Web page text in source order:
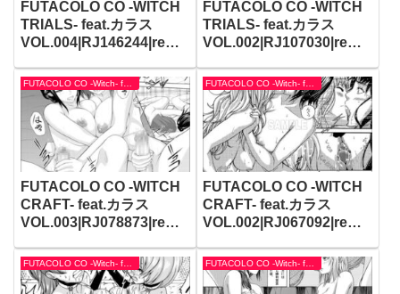
FUTACOLO CO -WITCH
TRIALS- feat.カラス
VOL.004|RJ146244|remo
FUTACOLO CO -WITCH
TRIALS- feat.カラス
VOL.002|RJ107030|remo
FUTACOLO CO -WITCH
CRAFT- feat.カラス
VOL.003|RJ078873|remo
FUTACOLO CO -Witch- feat.カラス
FUTACOLO CO -WITCH
CRAFT- feat.カラス
VOL.002|RJ067092|remo
FUTACOLO CO -Witch- feat.カラス